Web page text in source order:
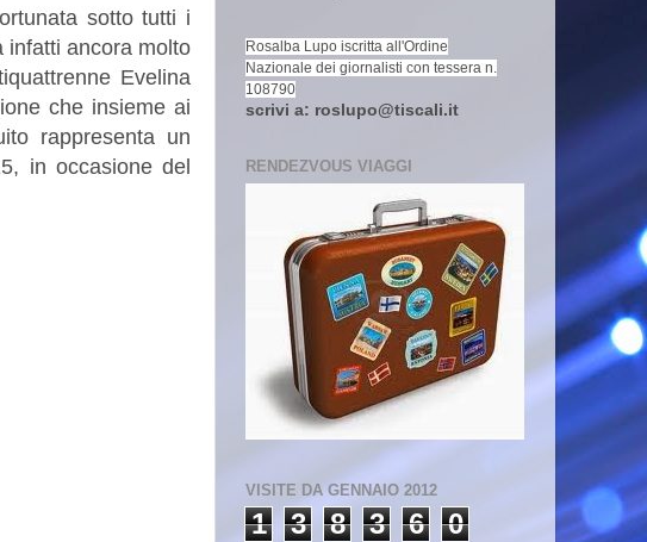
sotto tutti i
infatti ancora molto
Evelina
che insieme ai
rappresenta un
in occasione del
Rosalba Lupo iscritta all'Ordine
Nazionale dei giornalisti con tessera n.
108790
scrivi a: roslupo@tiscali.it
RENDEZVOUS VIAGGI
VISITE DA GENNAIO 2012
1 3 8 3 6
0